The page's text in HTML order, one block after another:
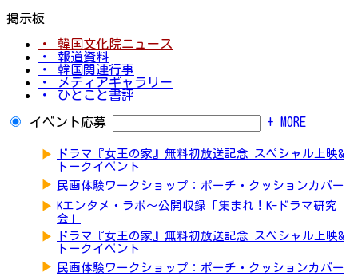
掲示板
・ 韓国文化院ニュース
・ 報道資料
・ 韓国関連行事
・ メディアギャラリー
・ ひとこと書評
イベント応募 + MORE
▶
ドラマ『女王の家』無料初放送記念 スペシャル上映&
トークイベント
▶ 民画体験ワークショップ：ポーチ・クッションカバー
▶ Kエンタメ・ラボ～公開収録「集まれ！K-ドラマ研究
会」
▶
ドラマ『女王の家』無料初放送記念 スペシャル上映&
トークイベント
▶ 民画体験ワークショップ：ポーチ・クッションカバー